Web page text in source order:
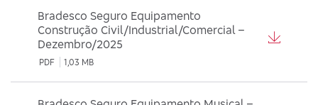
Bradesco Seguro Equipamento
Construção Civil/Industrial/Comercial –
Dezembro/2025
PDF 1,03 MB